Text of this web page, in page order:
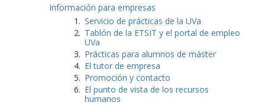
Información para empresas
Servicio de prácticas de la UVa
Tablón de la ETSIT y el portal de empleo
UVa
Prácticas para alumnos de máster
El tutor de empresa
Promoción y contacto
El punto de vista de los recursos
humanos